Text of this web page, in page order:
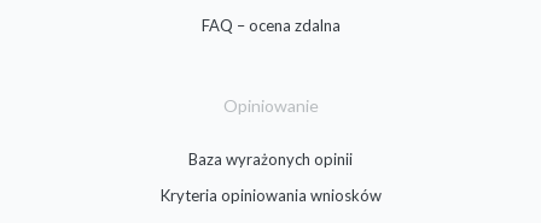
FAQ – ocena zdalna
Opiniowanie
Baza wyrażonych opinii
Kryteria opiniowania wniosków